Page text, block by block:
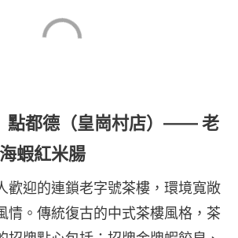
點都德（皇崗村店）—— 老
蝦紅米腸
歡迎的連鎖老字號茶樓，環境寬敞
情。傳統復古的中式茶樓風格，茶